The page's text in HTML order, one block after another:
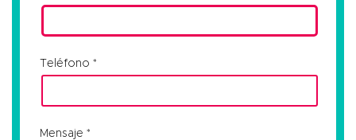
Teléfono
Mensaje